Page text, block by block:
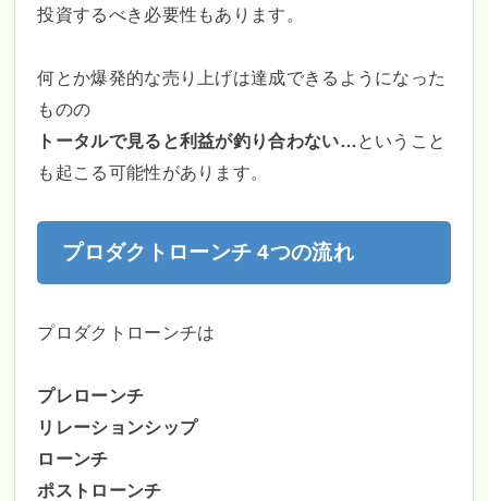
投資するべき必要性もあります。
何とか爆発的な売り上げは達成できるようになった
ものの
トータルで見ると利益が釣り合わない…ということ
も起こる可能性があります。
プロダクトローンチ 4つの流れ
プロダクトローンチは
プレローンチ
リレーションシップ
ローンチ
ポストローンチ